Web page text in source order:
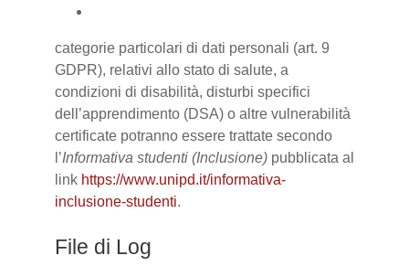
categorie particolari di dati personali (art. 9
GDPR), relativi allo stato di salute, a
condizioni di disabilità, disturbi specifici
dell’apprendimento (DSA) o altre vulnerabilità
certificate potranno essere trattate secondo
l’Informativa studenti (Inclusione) pubblicata al
link https://www.unipd.it/informativa-
inclusione-studenti.
File di Log